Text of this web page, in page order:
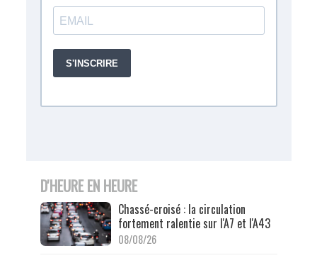
D'HEURE EN HEURE
Chassé-croisé : la circulation
fortement ralentie sur l'A7 et l'A43
08/08/26